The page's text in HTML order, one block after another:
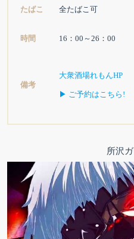
たばこ 全たばこ可
時間 16：00～26：00
備考
大衆酒場れもんHP
▶ ご予約はこちら!
所沢